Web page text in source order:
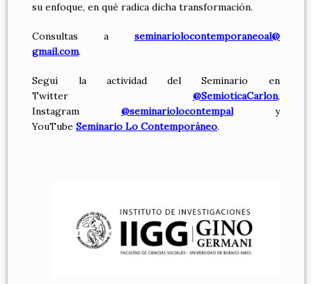
su enfoque, en qué radica dicha transformación.
Consultas a seminariolocontemporaneoal@
gmail.com.
Seguí la actividad del Seminario en
Twitter @SemioticaCarlon,
Instagram @seminariolocontempaly
YouTubeSeminario Lo Contemporáneo.